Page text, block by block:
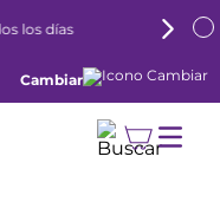
los días
Cambiar